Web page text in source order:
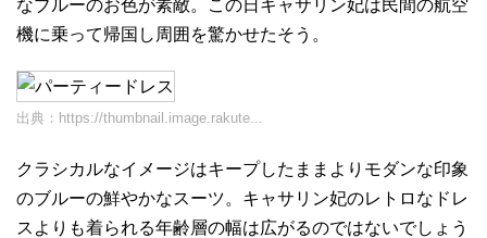
なブルーのお色が素敵。この日キャサリン妃は民間の航空
機に乗って帰国し周囲を驚かせたそう。
出典： https://thumbnail.image.rakute...
クラシカルなイメージはキープしたままよりモダンな印象
のブルーの鮮やかなスーツ。キャサリン妃のレトロなドレ
スよりも着られる年齢層の幅は広がるのではないでしょう